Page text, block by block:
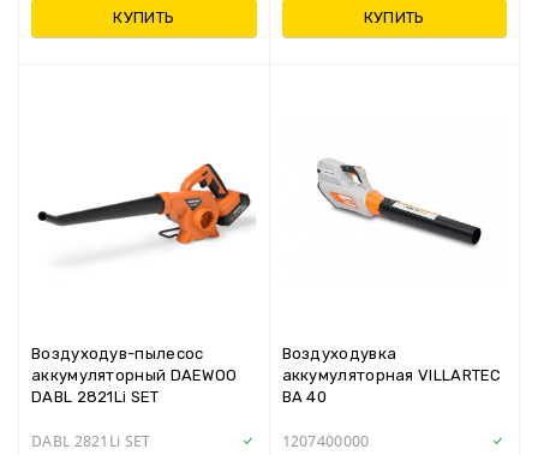
КУПИТЬ КУПИТЬ
Воздуходув-пылесос
аккумуляторный DAEWOO
DABL 2821Li SET
DABL 2821Li SET
Воздуходувка
аккумуляторная VILLARTEC
BA 40
1207400000